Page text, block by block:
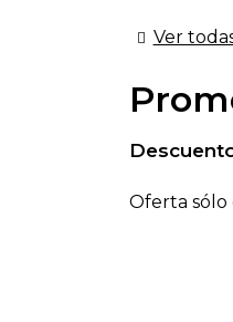
Ver
Oferta sólo